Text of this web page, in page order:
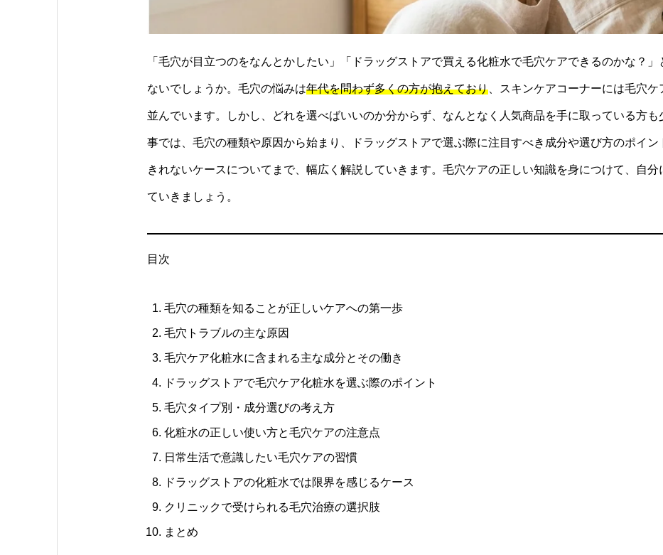
「毛穴が目立つのをなんとかしたい」「ドラッグストアで買える化粧水で毛穴ケアできるのかな？
ないでしょうか。毛穴の悩みは年代を問わず多くの方が抱えており 、スキンケアコーナーには毛穴
並んでいます。しかし、どれを選べばいいのか分からず、なんとなく人気商品を手に取っている方
事では、毛穴の種類や原因から始まり、ドラッグストアで選ぶ際に注目すべき成分や選び方のポイ
きれないケースについてまで、幅広く解説していきます。毛穴ケアの正しい知識を身につけて、自
ていきましょう。
目次
毛穴の種類を知ることが正しいケアへの第一歩
毛穴トラブルの主な原因
毛穴ケア化粧水に含まれる主な成分とその働き
ドラッグストアで毛穴ケア化粧水を選ぶ際のポイント
毛穴タイプ別・成分選びの考え方
化粧水の正しい使い方と毛穴ケアの注意点
日常生活で意識したい毛穴ケアの習慣
ドラッグストアの化粧水では限界を感じるケース
クリニックで受けられる毛穴治療の選択肢
まとめ